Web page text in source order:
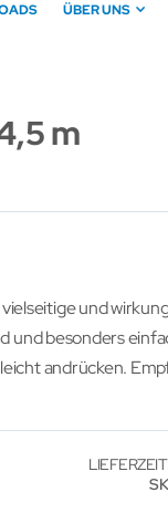
ÜBER UNS
m
und
und besonders
andrücken.
LIEFERZEIT